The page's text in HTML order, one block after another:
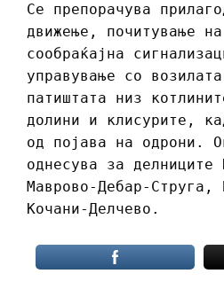
Се препорачува
движење, почитување
сообраќајна
управување со
патиштата низ
долини и клисурите,
од појава на одрони.
однесува за делниците
Маврово-Дебар-Струга,
Кочани-Делчево.